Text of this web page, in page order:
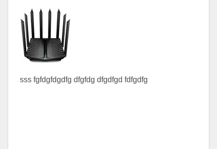
sss fgfdgfdgdfg dfgfdg dfgdfgd fdfgdfg